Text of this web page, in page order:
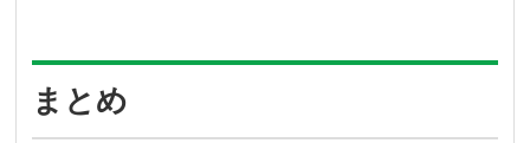
まとめ